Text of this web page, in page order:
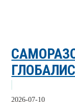
2026-07-10